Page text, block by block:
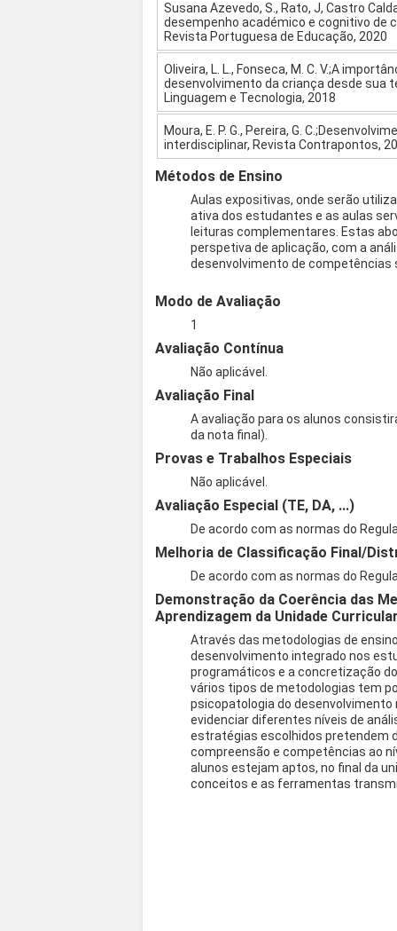
Susana Azevedo, S., Rato, J, Castro
desempenho académico e cognitivo de
Revista Portuguesa de Educação, 2020
Oliveira, L. L., Fonseca, M. C. V.;A
desenvolvimento da criança desde sua
Linguagem e Tecnologia, 2018
Moura, E. P. G., Pereira, G.
interdisciplinar, Revista Contrapontos,
Métodos de Ensino
Aulas expositivas, onde serão
ativa dos estudantes e as aulas
leituras complementares. Estas
perspetiva de aplicação, com a
desenvolvimento de competências
Modo de Avaliação
1
Avaliação Contínua
Não aplicável.
Avaliação Final
A avaliação para os alunos
da nota final).
Provas e Trabalhos Especiais
Não aplicável.
Avaliação Especial (TE, DA, ...)
De acordo com as normas do
Melhoria de Classificação Final/
De acordo com as normas do
Demonstração da Coerência das
Aprendizagem da Unidade
Através das metodologias de
desenvolvimento integrado nos
programáticos e a concretização
vários tipos de metodologias tem
psicopatologia do
evidenciar diferentes níveis de
estratégias escolhidos pretendem
compreensão e competências ao
alunos estejam aptos, no final da
conceitos e as ferramentas